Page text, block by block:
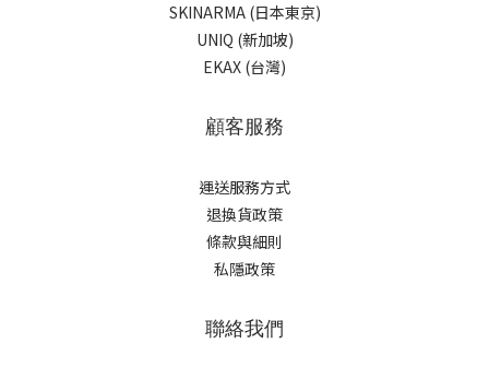
SKINARMA (日本東京)
UNIQ (新加坡)
EKAX (台灣)
顧客服務
運送服務方式
退換貨政策
條款與細則
私隱政策
聯絡我們